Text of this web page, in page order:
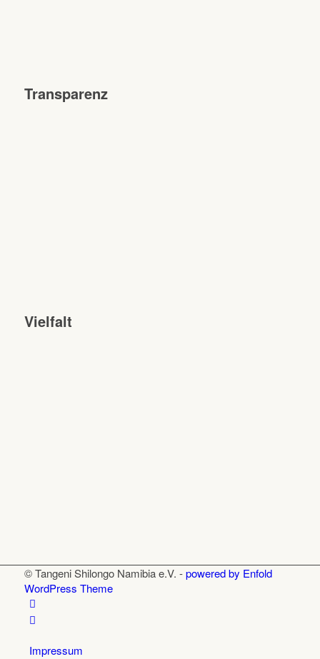
Transparenz
Vielfalt
© Tangeni Shilongo Namibia e.V. -powered by Enfold
WordPress Theme
Impressum